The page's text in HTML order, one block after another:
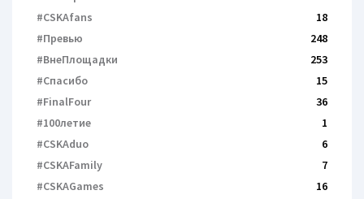
#CSKAfans
18
#Превью
248
#ВнеПлощадки
253
#Спасибо
15
#FinalFour
36
#100летие
1
#CSKAduo
6
#CSKAFamily
7
#CSKAGames
16